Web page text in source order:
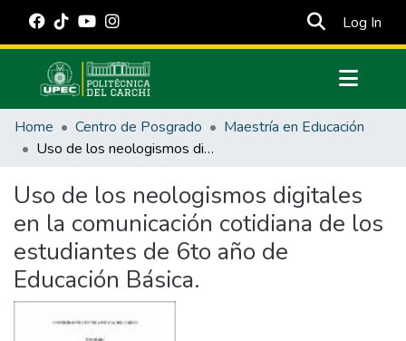
Log In
Communities & Collections
All of DSpace
Estadísticas Externas
Manuales
Home Centro de Posgrado
Maestría en Educación
Uso de los neologismos digitales en la comunicación cotidiana de los estudiantes de 6to año de Educación Básica.
Uso de los neologismos digitales
en la comunicación cotidiana de los
estudiantes de 6to año de
Educación Básica.